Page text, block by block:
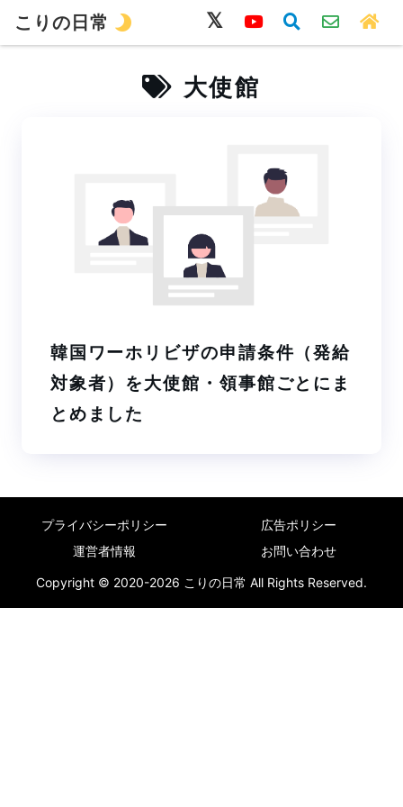
韓国語 旅行 留学 ワーホリ 生活
大使館
韓国ワーホリビザの申請条件（発給
対象者）を大使館・領事館ごとにま
とめました
プライバシーポリシー
広告ポリシー
運営者情報
お問い合わせ
Copyright © 2020-2026 こりの日常 All Rights Reserved.
こりの日常